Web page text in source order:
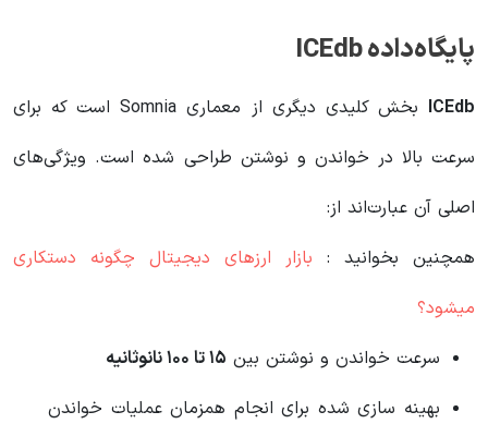
پایگاه‌داده ICEdb
ICEdb
بخش کلیدی دیگری از معماری Somnia است که برای
سرعت بالا در خواندن و نوشتن طراحی شده است. ویژگی‌های
اصلی آن عبارت‌اند از:
همچنین بخوانید : بازار ارزهای دیجیتال چگونه دستکاری
میشود؟
سرعت خواندن و نوشتن بین ۱۵ تا ۱۰۰ نانوثانیه
بهینه‌ سازی‌ شده برای انجام همزمان عملیات خواندن